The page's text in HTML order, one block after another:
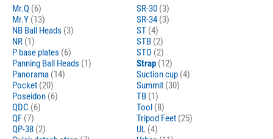
Mr.Q (6)
Mr.Y (13)
NB Ball Heads (3)
NR (1)
P base plates (6)
Panning Ball Heads (1)
Panorama (14)
Pocket (20)
Poseidon (6)
QDC (6)
QF (7)
QP-38 (2)
SR-30 (3)
SR-34 (3)
ST (4)
STB (2)
STO (2)
Strap (12)
Suction cup (4)
Summit (30)
TB (1)
Tool (8)
Tripod Feet (25)
UL (4)